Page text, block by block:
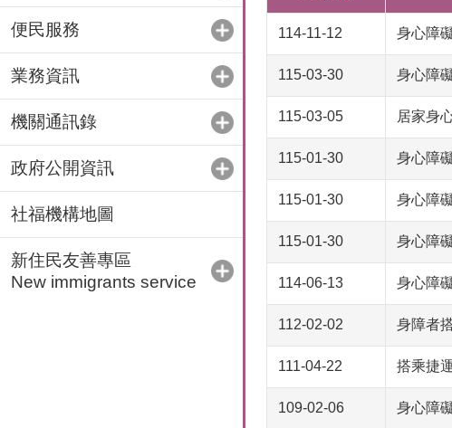
便民服務
業務資訊
機關通訊錄
政府公開資訊
社福機構地圖
新住民友善專區
New immigrants service
114-11-12 身心障
115-03-30 身心障
115-03-05 居家身
115-01-30 身心障
115-01-30 身心障
115-01-30 身心障
114-06-13 身心障
112-02-02 身障者
111-04-22 搭乘捷
109-02-06 身心障